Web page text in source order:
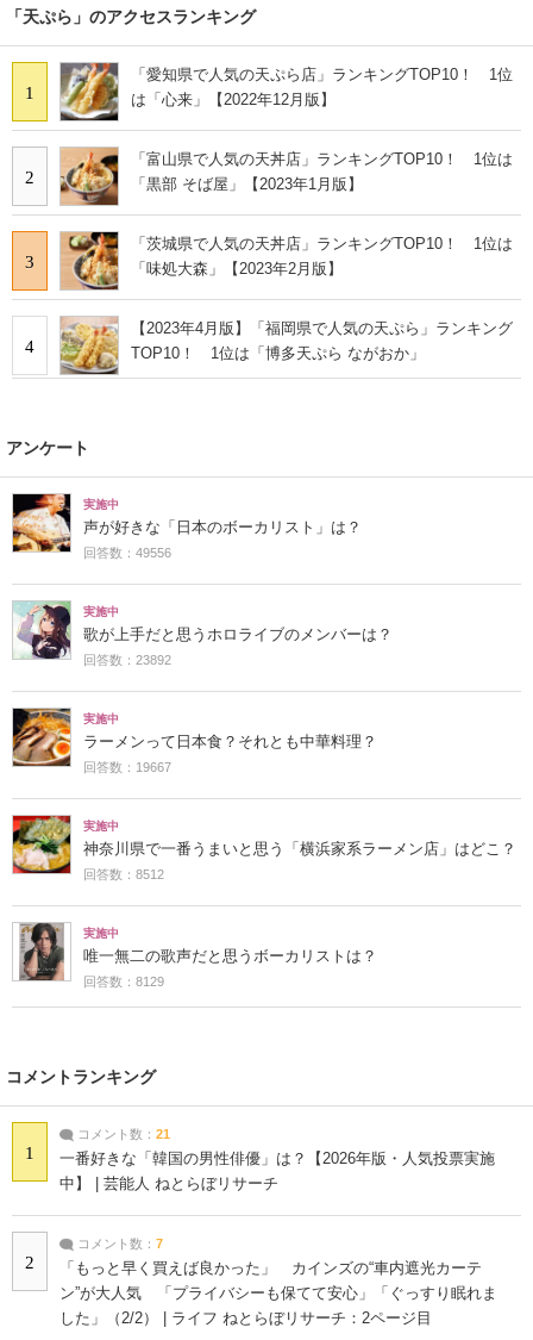
「天ぷら」のアクセスランキング
1
「愛知県で人気の天ぷら店」ランキングTOP10！ 1位
は「心来」【2022年12月版】
2
「富山県で人気の天丼店」ランキングTOP10！ 1位は
「黒部 そば屋」【2023年1月版】
3
「茨城県で人気の天丼店」ランキングTOP10！ 1位は
「味処大森」【2023年2月版】
4
【2023年4月版】「福岡県で人気の天ぷら」ランキング
TOP10！ 1位は「博多天ぷら ながおか」
アンケート
実施中
声が好きな「日本のボーカリスト」は？
回答数：49556
実施中
歌が上手だと思うホロライブのメンバーは？
回答数：23892
実施中
ラーメンって日本食？それとも中華料理？
回答数：19667
実施中
神奈川県で一番うまいと思う「横浜家系ラーメン店」はどこ？
回答数：8512
実施中
唯一無二の歌声だと思うボーカリストは？
回答数：8129
コメントランキング
1
コメント数： 21
一番好きな「韓国の男性俳優」は？【2026年版・人気投票実施
中】 | 芸能人 ねとらぼリサーチ
2
コメント数： 7
「もっと早く買えば良かった」 カインズの“車内遮光カーテ
ン”が大人気 「プライバシーも保てて安心」「ぐっすり眠れま
した」（2/2） | ライフ ねとらぼリサーチ：2ページ目